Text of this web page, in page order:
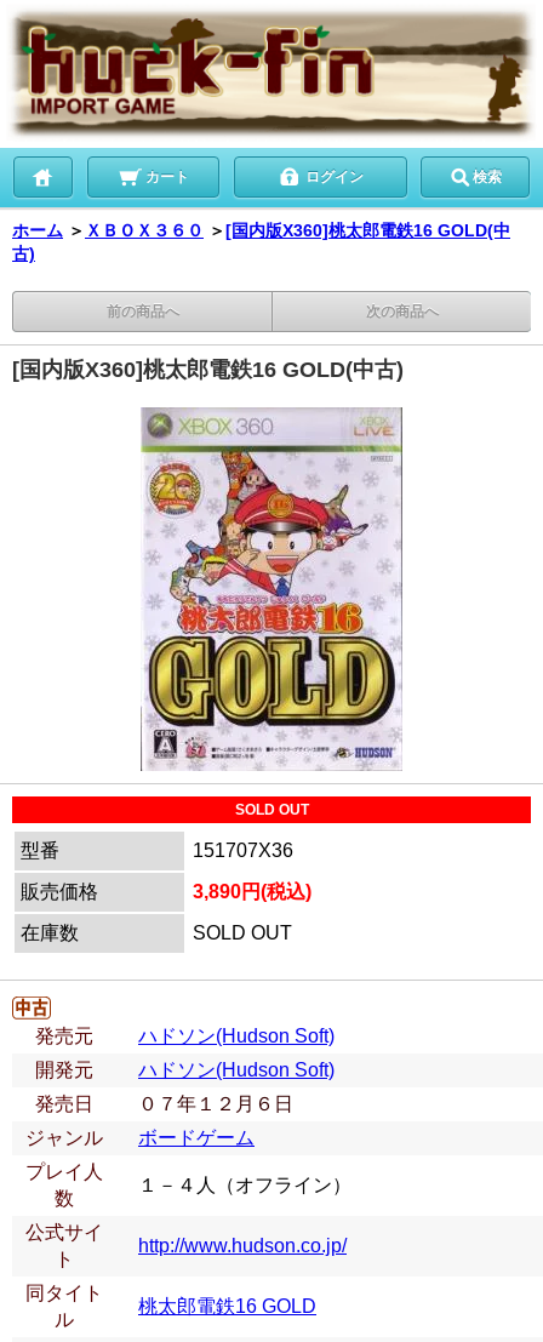
カート ログイン 検索
ホーム ＞ ＸＢＯＸ３６０ ＞[国内版X360]桃太郎電鉄16 GOLD(中
古)
前の商品へ 次の商品へ
[国内版X360]桃太郎電鉄16 GOLD(中古)
SOLD OUT
型番
151707X36
販売価格
3,890円(税込)
在庫数
SOLD OUT
発売元
ハドソン(Hudson Soft)
開発元
ハドソン(Hudson Soft)
発売日
０７年１２月６日
ジャンル
ボードゲーム
プレイ人
数
１－４人（オフライン）
公式サイ
ト
http://www.hudson.co.jp/
同タイト
ル
桃太郎電鉄16 GOLD